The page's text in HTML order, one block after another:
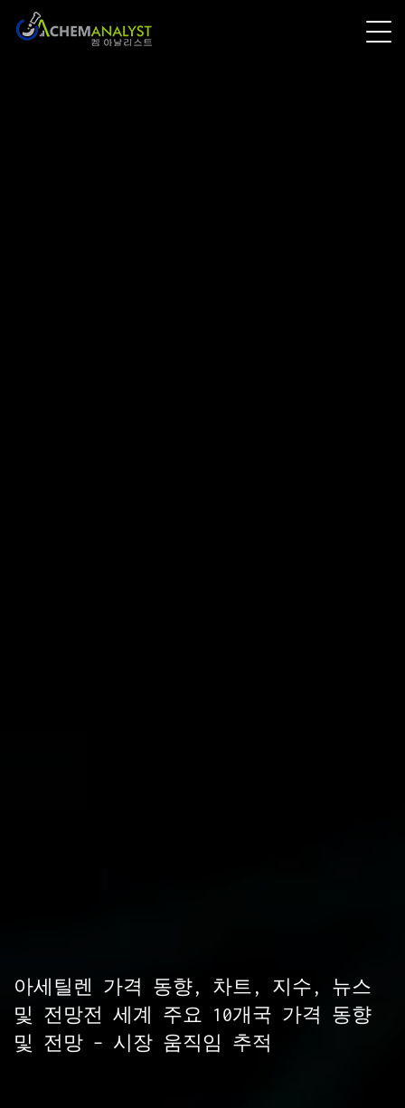
아세틸렌 가격 동향, 차트, 지수, 뉴스
및 전망전 세계 주요 10개국 가격 동향
및 전망 – 시장 움직임 추적